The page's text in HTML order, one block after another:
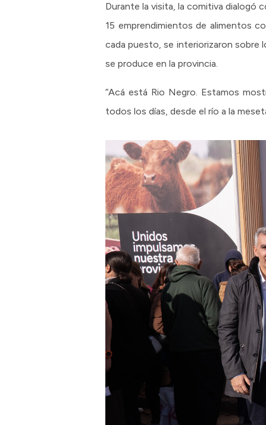
Durante la visita, la comitiva dialogó
15 emprendimientos de alimentos
cada puesto, se interiorizaron sobre
se produce en la provincia.
“Acá está Rio Negro. Estamos
todos los días, desde el río a la